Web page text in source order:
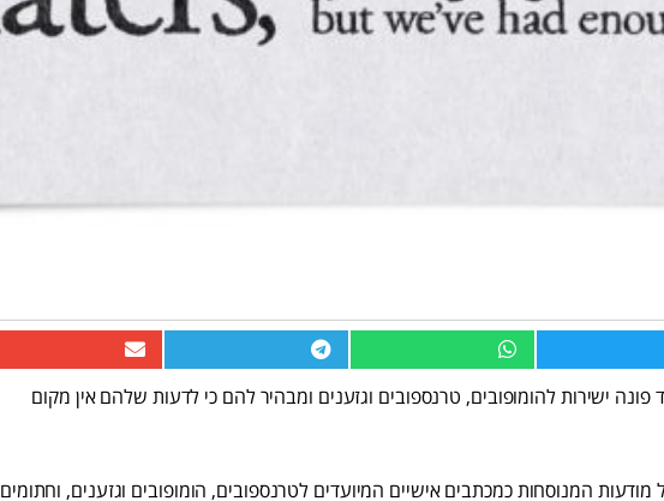
ישירות להומופובים, טרנספובים וגזענים ומבהיר להם כי לדעות שלהם אין מקום
מודעות המנוסחות כמכתבים אישיים המיועדים לטרנספובים, הומופובים וגזענים, וחתומים